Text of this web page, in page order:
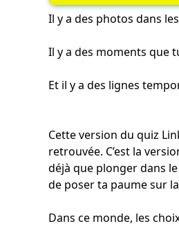
Il y a des photos dans
Il y a des moments que
Et il y a des lignes
Cette version du quiz
retrouvée. C’est la
déjà que plonger dans
de poser ta paume sur
Dans ce monde, les